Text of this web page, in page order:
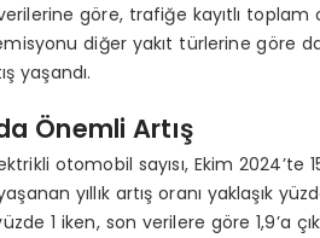
göre, trafiğe kayıtlı toplam
diğer yakıt türlerine göre
yaşandı.
Önemli Artış
otomobil sayısı, Ekim
yıllık artış oranı yaklaşık
1 iken, son verilere göre 1,9’a